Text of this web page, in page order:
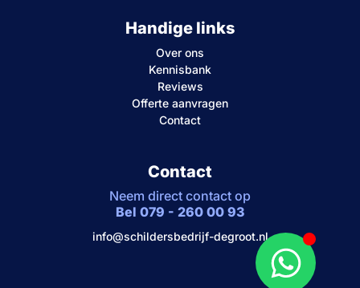
Handige links
Over ons
Kennisbank
Reviews
Offerte aanvragen
Contact
Contact
Neem direct contact op
Bel 079 - 260 00 93
info@schildersbedrijf-degroot.nl